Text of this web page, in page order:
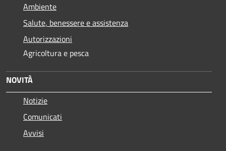
Ambiente
Salute, benessere e assistenza
Autorizzazioni
Agricoltura e pesca
NOVITÀ
Notizie
Comunicati
Avvisi